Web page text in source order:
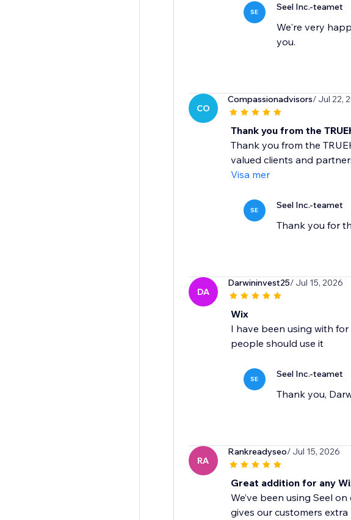
SE Seel Inc.-teamet
We're very
you.
CO
Compassionadvisors/ Jul 22,
Thank you from the
Thank you from the
valued clients and
Visa mer
SE Seel Inc.-teamet
Thank you for
DA
Darwininvest25/ Jul 15, 2026
Wix
I have been using with
people should use it
SE Seel Inc.-teamet
Thank you,
RA
Rankreadyseo/ Jul 15, 2026
Great addition for any
We’ve been using Seel
gives our customers extra